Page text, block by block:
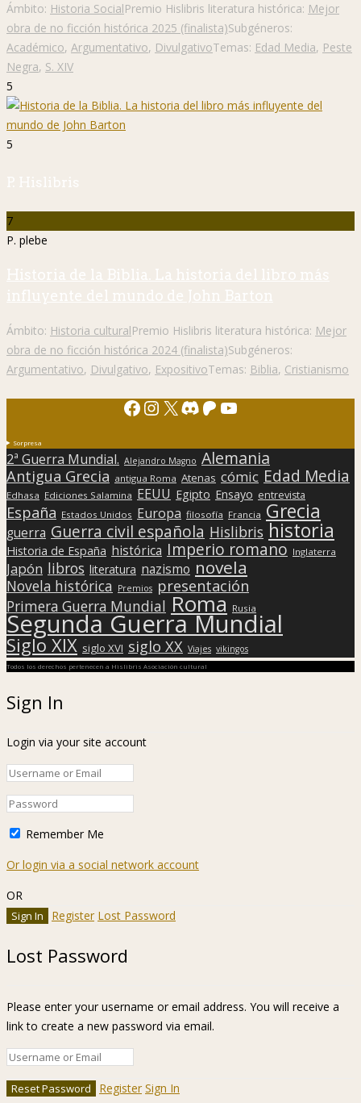
Ámbito: Historia SocialPremio Hislibris literatura histórica: Mejor
obra de no ficción histórica 2025 (finalista)Subgéneros:
Académico, Argumentativo, DivulgativoTemas: Edad Media, Peste
Negra, S. XIV
5
5
P. Hislibris
7
P. plebe
Historia de la Biblia. La historia del libro más
influyente del mundo de John Barton
Ámbito: Historia culturalPremio Hislibris literatura histórica: Mejor
obra de no ficción histórica 2024 (finalista)Subgéneros:
Argumentativo, Divulgativo, ExpositivoTemas: Biblia, Cristianismo
Facebook
Instagram
X Discord
Patreon
YouTube
Sorpresa
2ª Guerra Mundial. Alejandro Magno Alemania
Antigua Grecia antigua Roma Atenas cómic Edad Media
Edhasa Ediciones Salamina EEUU Egipto Ensayo entrevista
España Estados Unidos Europa filosofía Francia Grecia
guerra Guerra civil española Hislibris historia
Historia de España histórica Imperio romano Inglaterra
Japón libros literatura nazismo novela
Novela histórica Premios presentación
Primera Guerra Mundial Roma Rusia
Segunda Guerra Mundial
Siglo XIX siglo XVI siglo XX Viajes vikingos
Todos los derechos pertenecen a Hislibris Asociación cultural
Sign In
Login via your site account
Remember Me
Or login via a social network account
OR
Register Lost Password
Lost Password
Please enter your username or email address. You will receive a
link to create a new password via email.
Register Sign In